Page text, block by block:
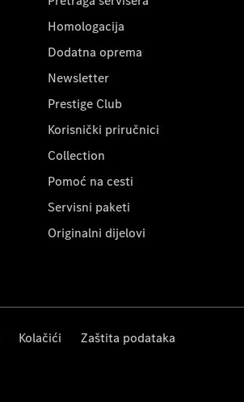
Homologacija
Dodatna oprema
Newsletter
Prestige Club
Korisnički priručnici
Collection
Pomoć na cesti
Servisni paketi
Originalni dijelovi
Kolačići Zaštita podataka